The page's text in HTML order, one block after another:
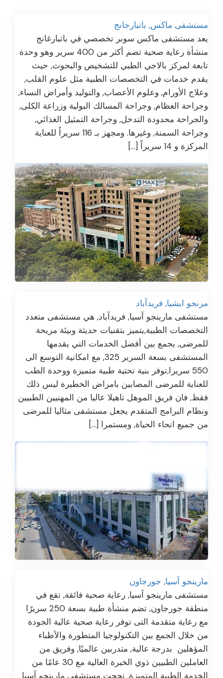
مستشفى ماكس, باتبارجانج
يعد مستشفى ماكس سوبر تخصصي في باتبارغانج
منشأة رعاية صحية تضم أكثر من 400 سرير وهو وحدة
تابعة لمركز بالاجي الطبي للتشخيص والبحوث, حيث
يقدم خدمات في التخصصات الطبية مثل علوم القلب,
وعلاج الأورام, وعلوم الأعصاب, والتوليد وأمراض النساء,
وجراحة العظام, وجراحة المسالك البولية وزراعة الكلى,
والجراحة محدودة التدخل, وجراحة التمثيل الغذائي,
وجراحة السمنة, وغيرها. ومجهز بـ 116 سريراً للعناية
المركزة و 14 سريراً […]
مرنجو ايشيا, فريدآباد
مستشفى مارينجو آسيا, فريدآباد, هي مستشفى متعدد
التخصصات الطبية,يتميز بتقنيات حديثة وبيئة مريحة
للمرضى, يجمع بين أفضل الخدمات التي يقدمها
المستشفى بسعة السرير 325, مع امكانية التوسع الى
550 سريرا,توفر بنية تحتية طبية متميزة ووحدة الطب
للعناية للمرضى المصابين بامراض الخطيرة ليس ذلك
فقظ, فان فريق الموهل تاهيلا عاليا من المهنيين الطبيين
ونظام البرامج المتقدم يجعل مستشفى مثاليا للمرضى
من جميع انحاء الحياة, ومستمرا […]
مارينجو آسيا, جورجاون
مستشفى مارينجو آسيا, رعاية صحية فائقة, تقع في
منطقة جورجاون, تضم منشأة طبية بسعة 250 سريرًا
مع رعاية متقدمة التى توفر رعاية صحية عالية الجودة
من خلال الجمع بين التكنولوجيا المتطورة والأطباء
المؤهلين بدرجة عالية, متدربين عالميًا, وفريق من
العاملين الطبيين ذوي الخبرة العالية مع 30 عامًا من
الخدمة الطبية المتميزة, نجحت مستشفي مارينجو آسيا